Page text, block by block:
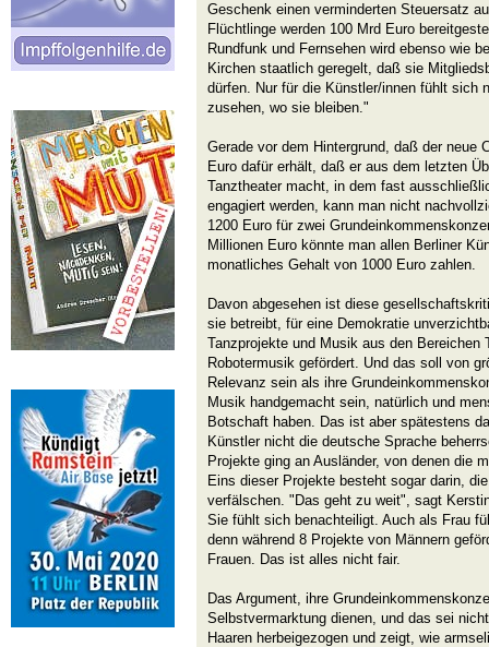
Geschenk einen verminderten Steuersatz
Flüchtlinge werden 100 Mrd Euro
Rundfunk und Fernsehen wird ebenso wie
Kirchen staatlich geregelt, daß sie
dürfen. Nur für die Künstler/innen fühlt sich
zusehen, wo sie bleiben."
Gerade vor dem Hintergrund, daß der neue
Euro dafür erhält, daß er aus dem letzten
Tanztheater macht, in dem fast
engagiert werden, kann man nicht
1200 Euro für zwei
Millionen Euro könnte man allen Berliner
monatliches Gehalt von 1000 Euro zahlen.
Davon abgesehen ist diese
sie betreibt, für eine Demokratie
Tanzprojekte und Musik aus den Bereichen
Robotermusik gefördert. Und das soll von
Relevanz sein als ihre
Musik handgemacht sein, natürlich und
Botschaft haben. Das ist aber spätestens
Künstler nicht die deutsche Sprache
Projekte ging an Ausländer, von denen die
Eins dieser Projekte besteht sogar darin,
verfälschen. "Das geht zu weit", sagt
Sie fühlt sich benachteiligt. Auch als Frau
denn während 8 Projekte von Männern
Frauen. Das ist alles nicht fair.
Das Argument, ihre
Selbstvermarktung dienen, und das sei
Haaren herbeigezogen und zeigt, wie